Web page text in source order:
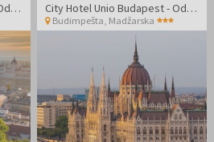
City Hotel Unio Budapest - Oddih v središču Budimpešte City Hotel Unio Budapest - Oddih v središču Budimpešte
Budimpešta, Madžarska